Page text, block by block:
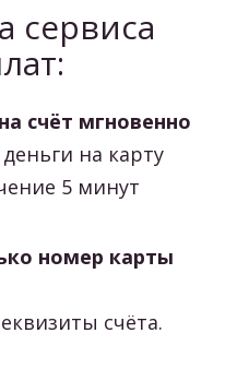
сервиса
счёт мгновенно
на карту
5 минут
номер карты
счёта.